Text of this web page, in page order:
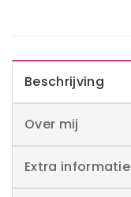
Beschrijving
Over mij
Extra informatie